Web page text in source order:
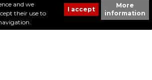
and we
their use to
More
information
Liberté. Tous droits réservés.
sites Internet | ProduWeb